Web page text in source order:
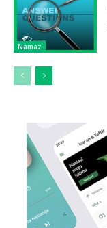
Namaz